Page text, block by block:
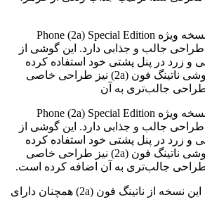
برند ناتینگ به تازگی از نسخه ویژه Phone (2a) Special Edition
جالب و جذابی دارد. این گوشی از
و زرد در پنل پشتی خود استفاده کرده
است. نسخه معمولی گوشی ناتینگ فون (2a) نیز طراحی خاصی
طراحی جالب‌تری به آن
برند ناتینگ به تازگی از نسخه ویژه Phone (2a) Special Edition
جالب و جذابی دارد. این گوشی از
و زرد در پنل پشتی خود استفاده کرده
است. نسخه معمولی گوشی ناتینگ فون (2a) نیز طراحی خاصی
طراحی جالب‌تری به آن اضافه کرده است.
به گزارش GSMArena، این نسخه از ناتینگ فون (2a) همچنان دارای